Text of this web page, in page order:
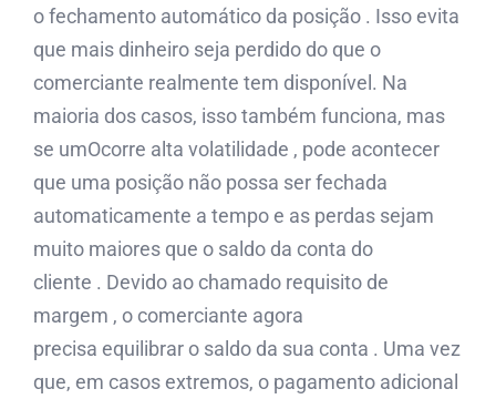
o fechamento automático da posição . Isso evita
que mais dinheiro seja perdido do que o
comerciante realmente tem disponível. Na
maioria dos casos, isso também funciona, mas
se umOcorre alta volatilidade , pode acontecer
que uma posição não possa ser fechada
automaticamente a tempo e as perdas sejam
muito maiores que o saldo da conta do
cliente . Devido ao chamado requisito de
margem , o comerciante agora
precisa equilibrar o saldo da sua conta . Uma vez
que, em casos extremos, o pagamento adicional